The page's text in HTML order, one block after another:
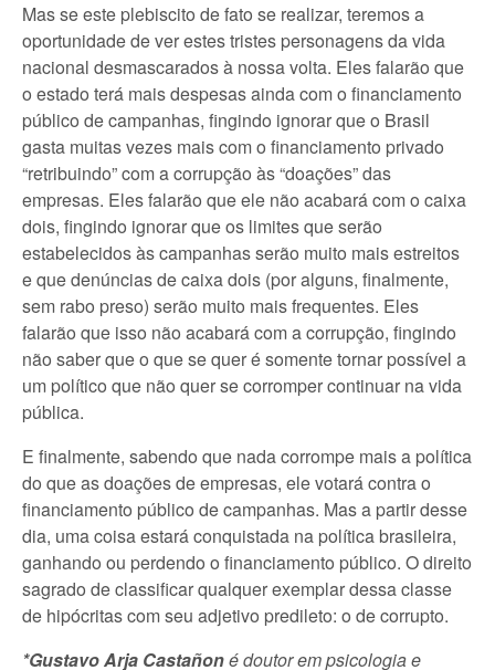
Mas se este plebiscito de fato se realizar, teremos a
oportunidade de ver estes tristes personagens da vida
nacional desmascarados à nossa volta. Eles falarão que
o estado terá mais despesas ainda com o financiamento
público de campanhas, fingindo ignorar que o Brasil
gasta muitas vezes mais com o financiamento privado
“retribuindo” com a corrupção às “doações” das
empresas. Eles falarão que ele não acabará com o caixa
dois, fingindo ignorar que os limites que serão
estabelecidos às campanhas serão muito mais estreitos
e que denúncias de caixa dois (por alguns, finalmente,
sem rabo preso) serão muito mais frequentes. Eles
falarão que isso não acabará com a corrupção, fingindo
não saber que o que se quer é somente tornar possível a
um político que não quer se corromper continuar na vida
pública.
E finalmente, sabendo que nada corrompe mais a política
do que as doações de empresas, ele votará contra o
financiamento público de campanhas. Mas a partir desse
dia, uma coisa estará conquistada na política brasileira,
ganhando ou perdendo o financiamento público. O direito
sagrado de classificar qualquer exemplar dessa classe
de hipócritas com seu adjetivo predileto: o de corrupto.
*Gustavo Arja Castañoné doutor em psicologia e